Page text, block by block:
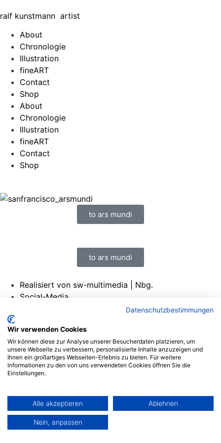
ralf kunstmann artist
About
Chronologie
Illustration
fineART
Contact
Shop
About
Chronologie
Illustration
fineART
Contact
Shop
to ars mundi
to ars mundi
Realisiert von sw-multimedia | Nbg.
Social-Media
Social-Media
Impressum
Datenschutzerklärung
Datenschutzbestimmungen
Wir verwenden Cookies
Wir können diese zur Analyse unserer Besucherdaten platzieren, um
unsere Webseite zu verbessern, personalisierte Inhalte anzuzeigen und
Ihnen ein großartiges Webseiten-Erlebnis zu bieten. Für weitere
Informationen zu den von uns verwendeten Cookies öffnen Sie die
Einstellungen.
Alle akzeptieren Ablehnen
Nein, anpassen